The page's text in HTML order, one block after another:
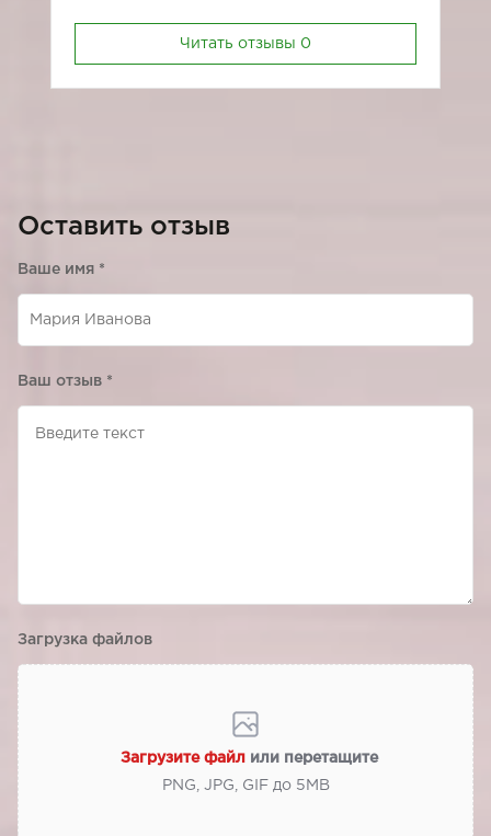
Читать отзывы 0
Оставить отзыв
Ваше имя *
Ваш отзыв *
Загрузка файлов
Загрузите файл или перетащите
PNG, JPG, GIF до 5МВ